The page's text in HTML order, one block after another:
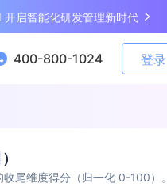
开启智能化研发管理新时代
400-800-1024 登录
尾维度得分（归一化 0-100）。